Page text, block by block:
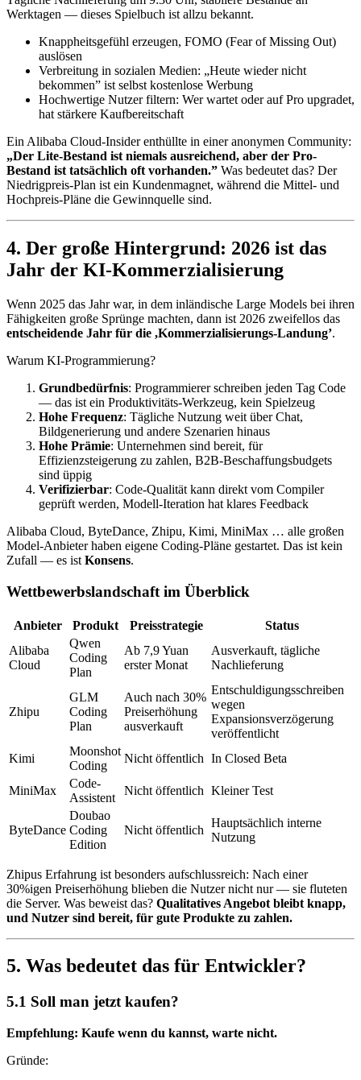
Werktagen — dieses Spielbuch ist allzu bekannt.
Knappheitsgefühl erzeugen, FOMO (Fear of Missing Out)
auslösen
Verbreitung in sozialen Medien: „Heute wieder nicht
bekommen” ist selbst kostenlose Werbung
Hochwertige Nutzer filtern: Wer wartet oder auf Pro upgradet,
hat stärkere Kaufbereitschaft
Ein Alibaba Cloud-Insider enthüllte in einer anonymen Community:
„Der Lite-Bestand ist niemals ausreichend, aber der Pro-
Bestand ist tatsächlich oft vorhanden.” Was bedeutet das? Der
Niedrigpreis-Plan ist ein Kundenmagnet, während die Mittel- und
Hochpreis-Pläne die Gewinnquelle sind.
4. Der große Hintergrund: 2026 ist das
Jahr der KI-Kommerzialisierung
Wenn 2025 das Jahr war, in dem inländische Large Models bei ihren
Fähigkeiten große Sprünge machten, dann ist 2026 zweifellos das
entscheidende Jahr für die ,Kommerzialisierungs-Landung’.
Warum KI-Programmierung?
Grundbedürfnis: Programmierer schreiben jeden Tag Code
— das ist ein Produktivitäts-Werkzeug, kein Spielzeug
Hohe Frequenz: Tägliche Nutzung weit über Chat,
Bildgenerierung und andere Szenarien hinaus
Hohe Prämie: Unternehmen sind bereit, für
Effizienzsteigerung zu zahlen, B2B-Beschaffungsbudgets
sind üppig
Verifizierbar: Code-Qualität kann direkt vom Compiler
geprüft werden, Modell-Iteration hat klares Feedback
Alibaba Cloud, ByteDance, Zhipu, Kimi, MiniMax … alle großen
Model-Anbieter haben eigene Coding-Pläne gestartet. Das ist kein
Zufall — es ist Konsens.
Wettbewerbslandschaft im Überblick
Anbieter Produkt Preisstrategie
Status
Alibaba
Cloud
Qwen
Coding
Plan
Ab 7,9 Yuan
erster Monat
Ausverkauft, tägliche
Nachlieferung
Zhipu
GLM
Coding
Plan
Auch nach 30%
Preiserhöhung
ausverkauft
Entschuldigungsschreiben
wegen
Expansionsverzögerung
veröffentlicht
Kimi
Moonshot
Coding
Nicht öffentlich In Closed Beta
MiniMax
Code-
Assistent
Nicht öffentlich Kleiner Test
ByteDance
Doubao
Coding
Edition
Nicht öffentlich
Hauptsächlich interne
Nutzung
Zhipus Erfahrung ist besonders aufschlussreich: Nach einer
30%igen Preiserhöhung blieben die Nutzer nicht nur — sie fluteten
die Server. Was beweist das? Qualitatives Angebot bleibt knapp,
und Nutzer sind bereit, für gute Produkte zu zahlen.
5. Was bedeutet das für Entwickler?
5.1 Soll man jetzt kaufen?
Empfehlung: Kaufe wenn du kannst, warte nicht.
Gründe: